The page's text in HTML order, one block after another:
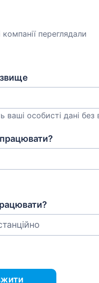
компанії переглядали
ваші особисті дані